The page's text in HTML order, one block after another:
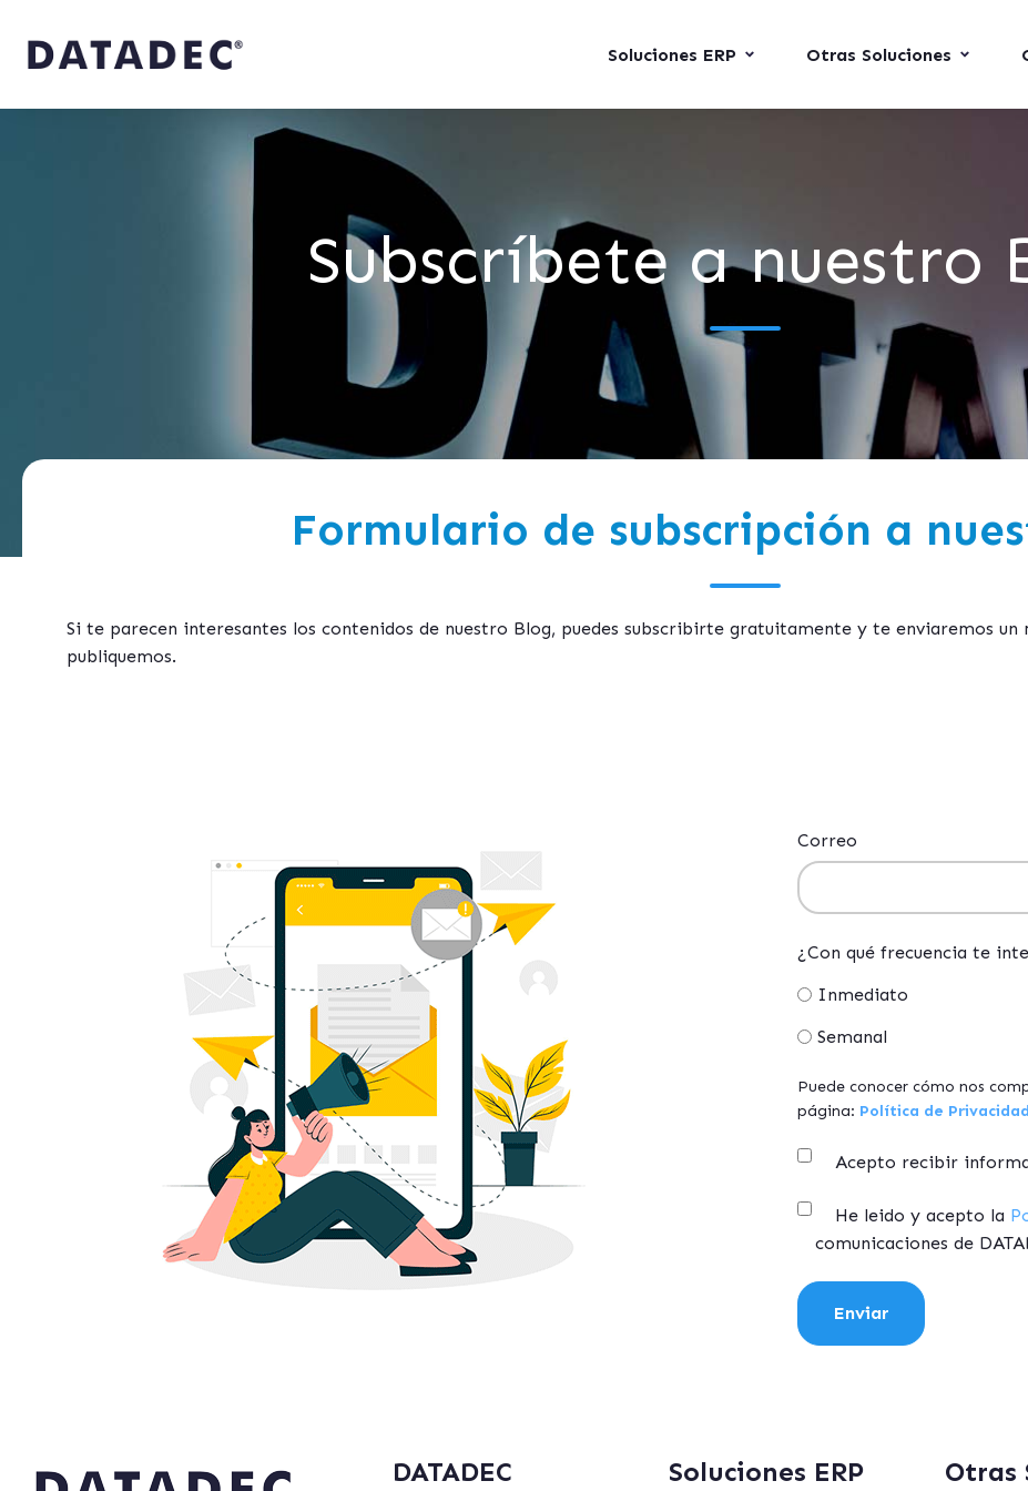
Soluciones ERP Otras Soluciones
Subscríbete a nuestro
Formulario de subscripción a
Si te parecen interesantes los contenidos de nuestro Blog, puedes subscribirte gratuitamente y te enviaremos un
publiquemos.
Correo
¿Con qué frecuencia te
Inmediato
Semanal
Puede conocer cómo nos
página: Política de
Acepto recibir
He leido y acepto la
comunicaciones de
DATADEC Soluciones ERP Otras